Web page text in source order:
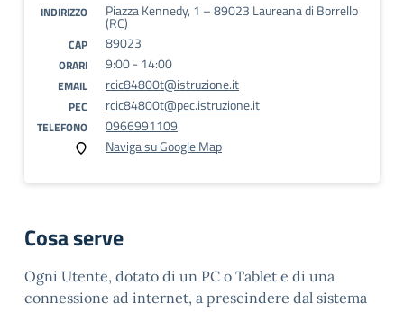
INDIRIZZO Piazza Kennedy, 1 – 89023 Laureana di Borrello
(RC)
CAP 89023
ORARI 9:00 - 14:00
EMAIL rcic84800t@istruzione.it
PEC rcic84800t@pec.istruzione.it
TELEFONO
0966991109
Naviga su Google Map
Cosa serve
Ogni Utente, dotato di un PC o Tablet e di una
connessione ad internet, a prescindere dal sistema